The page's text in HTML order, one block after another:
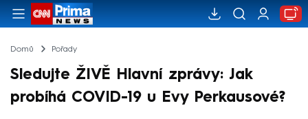
Domů Pořady
Sledujte ŽIVĚ Hlavní zprávy: Jak
probíhá COVID-19 u Evy Perkausové?